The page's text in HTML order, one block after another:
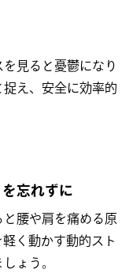
見ると憂鬱になり
え、安全に効率的
忘れずに
腰や肩を痛める原
く動かす動的スト
ょう。